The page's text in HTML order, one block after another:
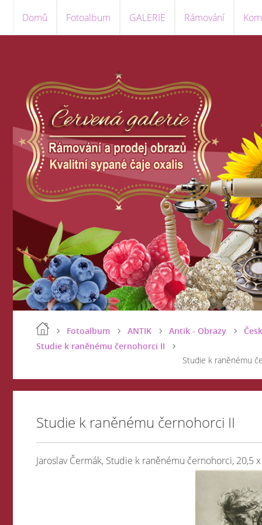
Domů Fotoalbum GALERIE Rámování
Fotoalbum ANTIK Antik - Obrazy
Studie k raněnému černohorci II
Studie k raněnému
Studie k raněnému černohorci II
Jaroslav Čermák, Studie k raněnému černohorci, 20,5